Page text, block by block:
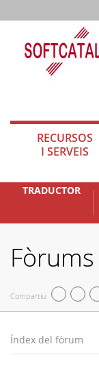
RECURSOS
I SERVEIS
TRADUCTOR
Compartiu
Índex del fòrum